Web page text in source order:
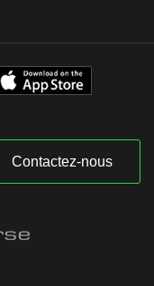
Contactez-nous